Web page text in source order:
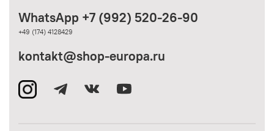
WhatsApp +7 (992) 520-26-90
+49 (174) 4128429
kontakt@shop-europa.ru